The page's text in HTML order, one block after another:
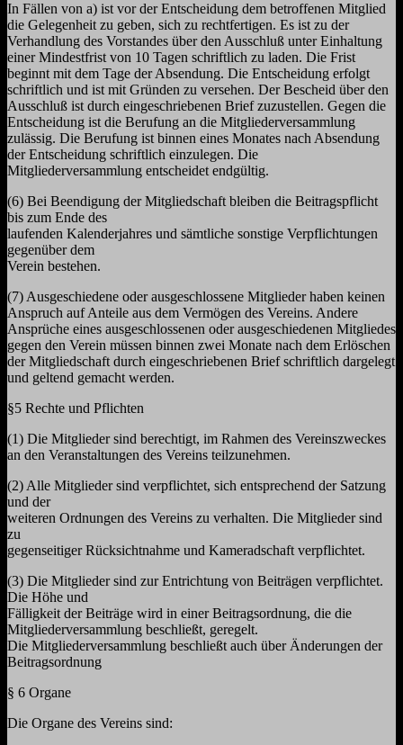
In Fällen von a) ist vor der Entscheidung dem betroffenen Mitglied
die Gelegenheit zu geben, sich zu rechtfertigen. Es ist zu der
Verhandlung des Vorstandes über den Ausschluß unter Einhaltung
einer Mindestfrist von 10 Tagen schriftlich zu laden. Die Frist
beginnt mit dem Tage der Absendung. Die Entscheidung erfolgt
schriftlich und ist mit Gründen zu versehen. Der Bescheid über den
Ausschluß ist durch eingeschriebenen Brief zuzustellen. Gegen die
Entscheidung ist die Berufung an die Mitgliederversammlung
zulässig. Die Berufung ist binnen eines Monates nach Absendung
der Entscheidung schriftlich einzulegen. Die
Mitgliederversammlung entscheidet endgültig.
(6) Bei Beendigung der Mitgliedschaft bleiben die Beitragspflicht
bis zum Ende des
laufenden Kalenderjahres und sämtliche sonstige Verpflichtungen
gegenüber dem
Verein bestehen.
(7) Ausgeschiedene oder ausgeschlossene Mitglieder haben keinen
Anspruch auf Anteile aus dem Vermögen des Vereins. Andere
Ansprüche eines ausgeschlossenen oder ausgeschiedenen Mitgliedes
gegen den Verein müssen binnen zwei Monate nach dem Erlöschen
der Mitgliedschaft durch eingeschriebenen Brief schriftlich dargelegt
und geltend gemacht werden.
§5 Rechte und Pflichten
(1) Die Mitglieder sind berechtigt, im Rahmen des Vereinszweckes
an den Veranstaltungen des Vereins teilzunehmen.
(2) Alle Mitglieder sind verpflichtet, sich entsprechend der Satzung
und der
weiteren Ordnungen des Vereins zu verhalten. Die Mitglieder sind
zu
gegenseitiger Rücksichtnahme und Kameradschaft verpflichtet.
(3) Die Mitglieder sind zur Entrichtung von Beiträgen verpflichtet.
Die Höhe und
Fälligkeit der Beiträge wird in einer Beitragsordnung, die die
Mitgliederversammlung beschließt, geregelt.
Die Mitgliederversammlung beschließt auch über Änderungen der
Beitragsordnung
§ 6 Organe
Die Organe des Vereins sind: